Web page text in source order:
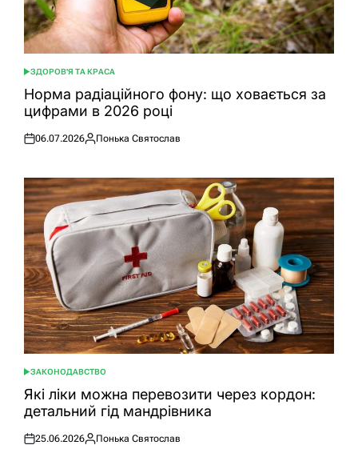
ОПУБЛІКУВАТИ
У
ЗДОРОВ'Я ТА КРАСА
Норма радіаційного фону: що ховається за
цифрами в 2026 році
Оприлюднено
06.07.2026
Опубліковано
Понька Святослав
ОПУБЛІКУВАТИ
У
ЗАКОНОДАВСТВО
Які ліки можна перевозити через кордон:
детальний гід мандрівника
Оприлюднено
25.06.2026
Опубліковано
Понька Святослав